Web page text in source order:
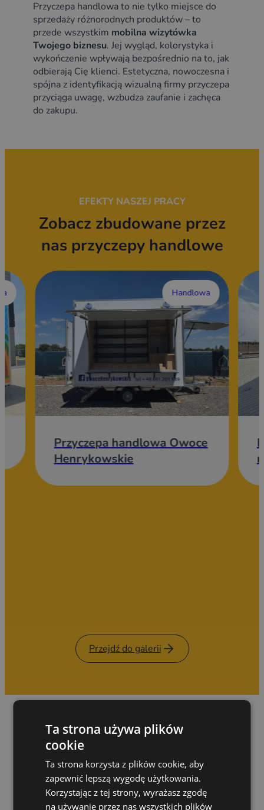
Przyczepa handlowa to nie tylko miejsce do
sprzedaży różnorodnych produktów – to
przede wszystkim mobilna wizytówka
Twojego biznesu. Jej wygląd, kolorystyka i
wykończenie wpływają bezpośrednio na to, jak
odbierają Cię klienci. Estetyczna, nowoczesna i
spójna z identyfikacją wizualną firmy przyczepa
przyciąga uwagę, wzbudza zaufanie i zachęca
do zakupu.
EFEKTY NASZEJ PRACY
Zobacz zbudowane przez
nas przyczepy handlowe
Handlowa
Przyczepa handlowa Owoce
Henrykowskie
Przejdź do galerii
JAKOŚĆ I BEZPIECZEŃSTWO W KAŻDYM
DETALU
Dlaczego warto zbudować
swoją przyczepę razem
Ta strona używa plików
cookie
Ta strona korzysta z plików cookie, aby
zapewnić lepszą wygodę użytkowania.
Korzystając z tej strony, wyrażasz zgodę
na używanie przez nas wszystkich plików